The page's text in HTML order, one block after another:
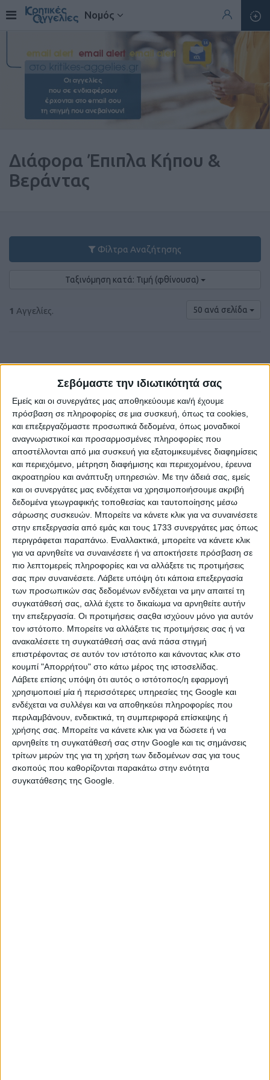
Σεβόμαστε την ιδιωτικότητά σας
Εμείς και οι συνεργάτες μας αποθηκεύουμε και/ή έχουμε
πρόσβαση σε πληροφορίες σε μια συσκευή, όπως τα cookies,
και επεξεργαζόμαστε προσωπικά δεδομένα, όπως μοναδικοί
αναγνωριστικοί και προσαρμοσμένες πληροφορίες που
αποστέλλονται από μια συσκευή για εξατομικευμένες διαφημίσεις
και περιεχόμενο, μέτρηση διαφήμισης και περιεχομένου, έρευνα
ακροατηρίου και ανάπτυξη υπηρεσιών. Με την άδειά σας, εμείς
και οι συνεργάτες μας ενδέχεται να χρησιμοποιήσουμε ακριβή
δεδομένα γεωγραφικής τοποθεσίας και ταυτοποίησης μέσω
σάρωσης συσκευών. Μπορείτε να κάνετε κλικ για να συναινέσετε
στην επεξεργασία από εμάς και τους 1733 συνεργάτες μας όπως
περιγράφεται παραπάνω. Εναλλακτικά, μπορείτε να κάνετε κλικ
για να αρνηθείτε να συναινέσετε ή να αποκτήσετε πρόσβαση σε
πιο λεπτομερείς πληροφορίες και να αλλάξετε τις προτιμήσεις
σας πριν συναινέσετε. Λάβετε υπόψη ότι κάποια επεξεργασία
των προσωπικών σας δεδομένων ενδέχεται να μην απαιτεί τη
συγκατάθεσή σας, αλλά έχετε το δικαίωμα να αρνηθείτε αυτήν
την επεξεργασία. Οι προτιμήσεις σαςθα ισχύουν μόνο για αυτόν
τον ιστότοπο. Μπορείτε να αλλάξετε τις προτιμήσεις σας ή να
ανακαλέσετε τη συγκατάθεσή σας ανά πάσα στιγμή
επιστρέφοντας σε αυτόν τον ιστότοπο και κάνοντας κλικ στο
κουμπί "Απορρήτου" στο κάτω μέρος της ιστοσελίδας.
Λάβετε επίσης υπόψη ότι αυτός ο ιστότοπος/η εφαρμογή
χρησιμοποιεί μία ή περισσότερες υπηρεσίες της Google και
ενδέχεται να συλλέγει και να αποθηκεύει πληροφορίες που
περιλαμβάνουν, ενδεικτικά, τη συμπεριφορά επίσκεψης ή
χρήσης σας. Μπορείτε να κάνετε κλικ για να δώσετε ή να
αρνηθείτε τη συγκατάθεσή σας στην Google και τις σημάνσεις
τρίτων μερών της για τη χρήση των δεδομένων σας για τους
σκοπούς που καθορίζονται παρακάτω στην ενότητα
συγκατάθεσης της Google.
Νομός
Διάφορα Έπιπλα Κήπου &
Βεράντας
Φίλτρα Αναζήτησης
Ταξινόμηση κατά: Τιμή (φθίνουσα)
1 Αγγελίες. 50 ανά σελίδα
ΠΑΓΚΑΚΙ ΜΕΤΑΛΛΙΚΟ 118X53X86ΕΚ
(615/573)
Τσαλικάκι
μεταχειρισμένο, με μαξιλάρες. Σε καλή κατάσταση.
Διαστάσεις: 118x53x86εκ. Η τιμή δεν περιλαμβάνει φπα
24% και ...
€ 70
Δευτέρα, 20 Ιουλ 2026